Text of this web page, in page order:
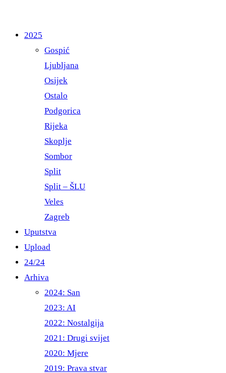
2025
Gospić
Ljubljana
Osijek
Ostalo
Podgorica
Rijeka
Skoplje
Sombor
Split
Split – ŠLU
Veles
Zagreb
Uputstva
Upload
24/24
Arhiva
2024: San
2023: AI
2022: Nostalgija
2021: Drugi svijet
2020: Mjere
2019: Prava stvar